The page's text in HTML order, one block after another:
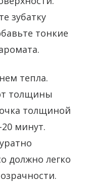
зубатку
тонкие
тепла.
толщины
толщиной
минут.
должно легко